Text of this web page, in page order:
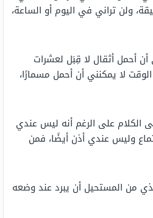
ولن تراني في اليوم أو الساعة،
أحمل أثقال لا قِبَل لعشرات
لا يمكنني أن أحمل مسمارًا،
الكلام على الرغم أنه ليس عندي
وليس عندي أذن أيضًا، فمن
من المستحيل أن يبرد عند وضعه